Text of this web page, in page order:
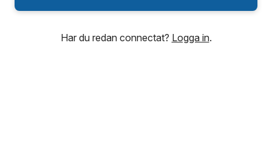
Har du redan connectat? Logga in.